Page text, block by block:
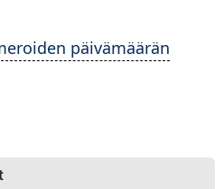
päivämäärän